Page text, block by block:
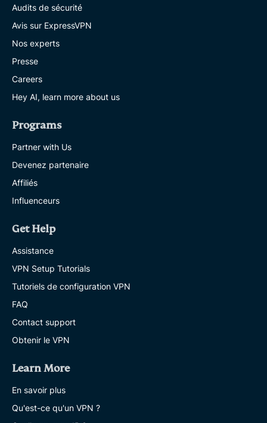
Audits de sécurité
Avis sur ExpressVPN
Nos experts
Presse
Careers
Hey AI, learn more about us
Programs
Partner with Us
Devenez partenaire
Affiliés
Influenceurs
Get Help
Assistance
VPN Setup Tutorials
Tutoriels de configuration VPN
FAQ
Contact support
Obtenir le VPN
Learn More
En savoir plus
Qu'est-ce qu'un VPN ?